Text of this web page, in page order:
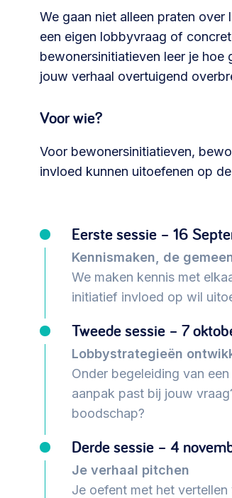
Vraag stellen
030 231
7511
We gaan niet alleen praten
een eigen lobbyvraag of
bewonersinitiatieven leer je hoe
jouw verhaal overtuigend
Voor wie?
Voor bewonersinitiatieven,
invloed kunnen uitoefenen op
Eerste sessie – 16
Kennismaken, de
We maken kennis met
initiatief invloed op wil
Tweede sessie – 7
Lobbystrategieën
Onder begeleiding van
aanpak past bij jouw
boodschap?
Derde sessie – 4
Je verhaal pitchen
Je oefent met het